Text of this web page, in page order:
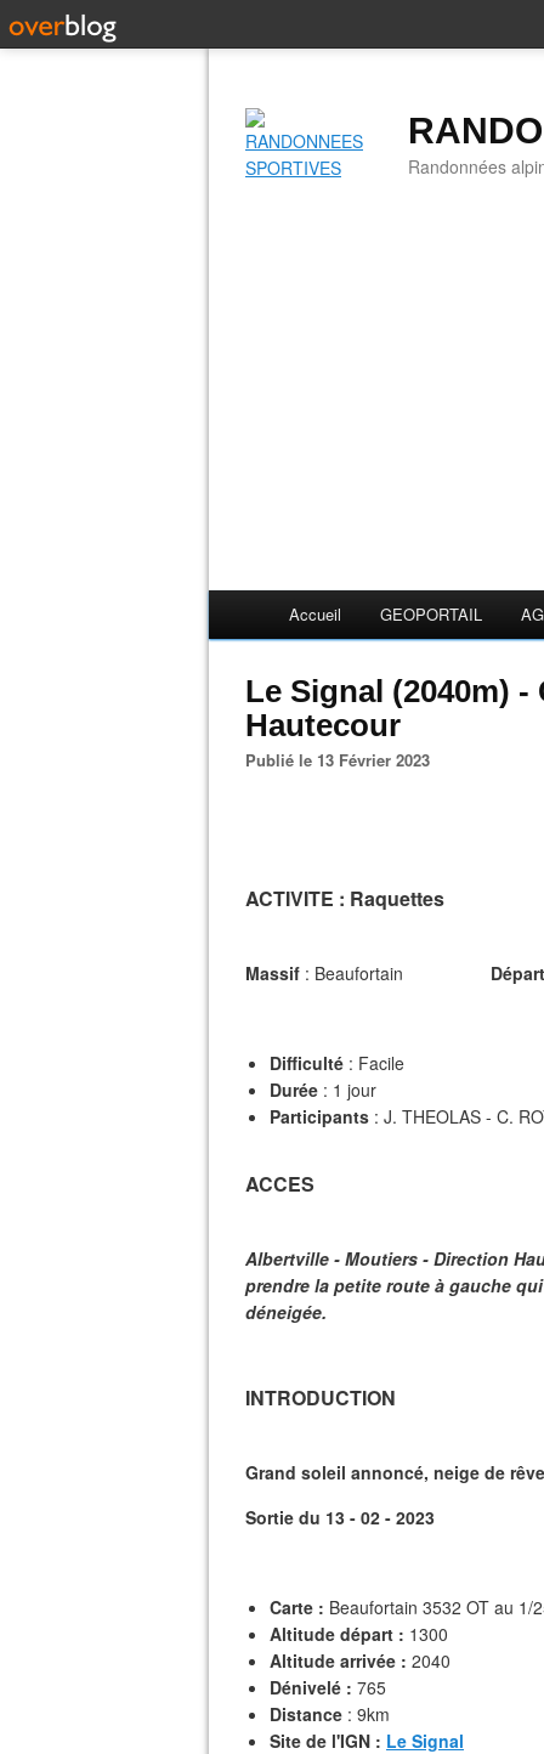
Randonnées
Accueil GEOPORTAIL
Le Signal (2040m)
Hautecour
Publié le 13 Février 2023
ACTIVITE : Raquettes
Massif : Beaufortain
Difficulté : Facile
Durée : 1 jour
Participants : J. THEOLAS - C.
ACCES
Albertville - Moutiers - Direction
prendre la petite route à gauche
déneigée.
INTRODUCTION
Grand soleil annoncé, neige de
Sortie du 13 - 02 - 2023
Carte : Beaufortain 3532 OT au 1/
Altitude départ : 1300
Altitude arrivée : 2040
Dénivelé : 765
Distance : 9km
Site de l'IGN : Le Signal